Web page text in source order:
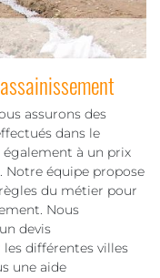
assurons des
dans le
également à un prix
Notre équipe propose
du métier pour
Nous
devis
les différentes villes
une aide